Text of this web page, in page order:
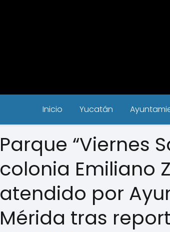
Inicio Yucatán
Parque “Viernes
colonia Emiliano
atendido por
Mérida tras